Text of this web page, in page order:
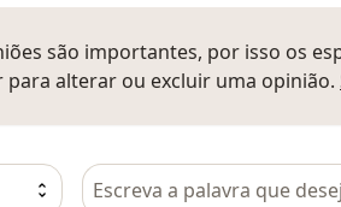
são importantes, por isso os
para alterar ou excluir uma opinião.
Pesquisar em opiniões